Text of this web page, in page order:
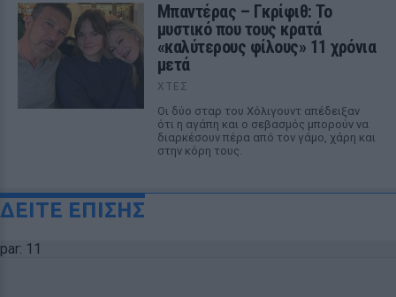
Μπαντέρας – Γκρίφιθ: Το
μυστικό που τους κρατά
«καλύτερους φίλους» 11 χρόνια
μετά
ΧΤΕΣ
Οι δύο σταρ του Χόλιγουντ απέδειξαν
ότι η αγάπη και ο σεβασμός μπορούν να
διαρκέσουν πέρα από τον γάμο, χάρη και
στην κόρη τους.
ΔΕΙΤΕ ΕΠΙΣΗΣ
par: 11